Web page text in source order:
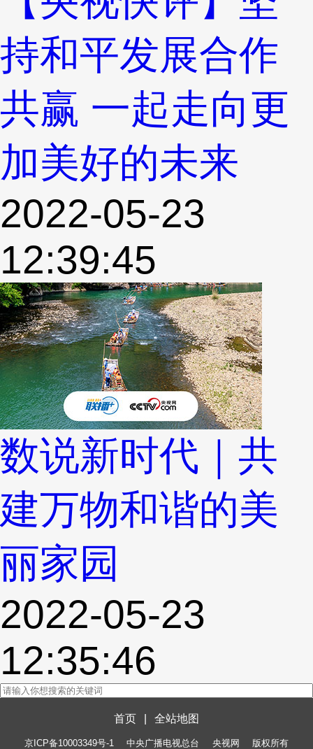
持和平发展合作
共赢 一起走向更
加美好的未来
2022-05-23
12:39:45
数说新时代｜共
建万物和谐的美
丽家园
2022-05-23
12:35:46
首页 全站地图
京ICP备10003349号-1 中央广播电视总台 央视网 版权所有